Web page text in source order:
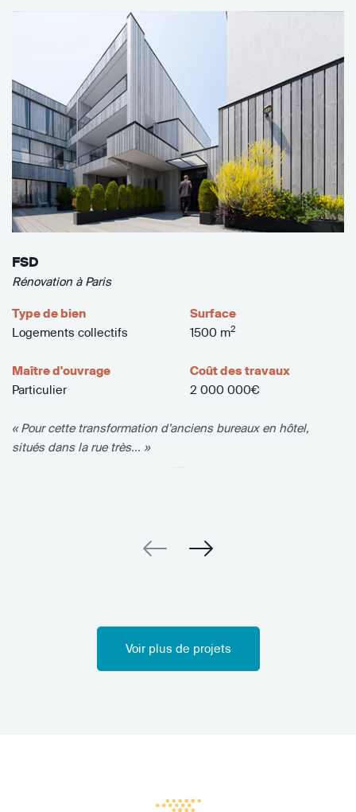
FSD
Rénovation à Paris
Type de bien
Logements collectifs
Surface
1500 m2
Maître d'ouvrage
Particulier
Coût des travaux
2 000 000€
« Pour cette transformation d’anciens bureaux en hôtel,
situés dans la rue très... »
Voir plus de projets